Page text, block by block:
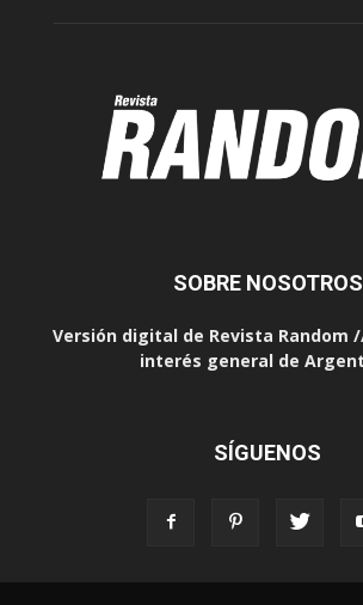
SOBRE NOSOTROS
Versión digital de Revista Random
interés general de
SÍGUENOS